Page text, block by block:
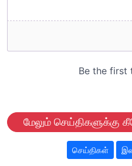
மேலும் செய்திகளுக்கு
செய்திகள்